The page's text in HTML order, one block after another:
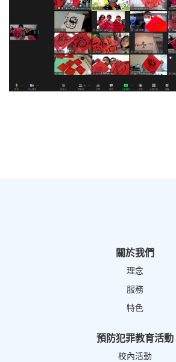
關於我們
理念
服務
特色
預防犯罪教育活動
校內活動